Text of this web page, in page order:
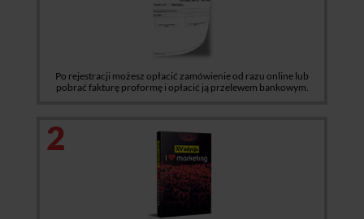
Po rejestracji możesz opłacić zamówienie od razu online lub
pobrać fakturę proformę i opłacić ją przelewem bankowym.
2